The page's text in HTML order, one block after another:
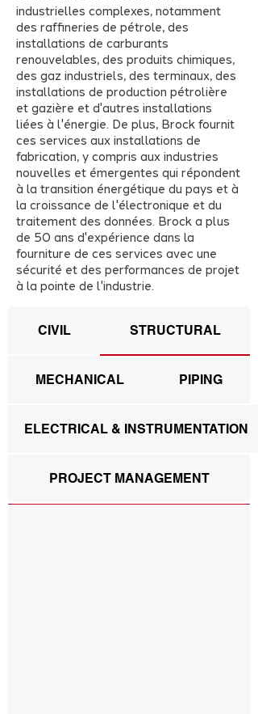
industrielles complexes, notamment
des raffineries de pétrole, des
installations de carburants
renouvelables, des produits chimiques,
des gaz industriels, des terminaux, des
installations de production pétrolière
et gazière et d'autres installations
liées à l'énergie. De plus, Brock fournit
ces services aux installations de
fabrication, y compris aux industries
nouvelles et émergentes qui répondent
à la transition énergétique du pays et à
la croissance de l'électronique et du
traitement des données. Brock a plus
de 50 ans d'expérience dans la
fourniture de ces services avec une
sécurité et des performances de projet
à la pointe de l'industrie.
CIVIL STRUCTURAL
MECHANICAL PIPING
ELECTRICAL & INSTRUMENTATION
PROJECT MANAGEMENT